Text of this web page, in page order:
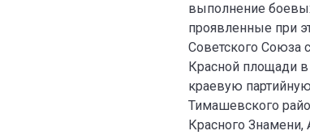
выполнение
проявленные при
Советского Союза
Красной площади в
краевую
Тимашевского
Красного